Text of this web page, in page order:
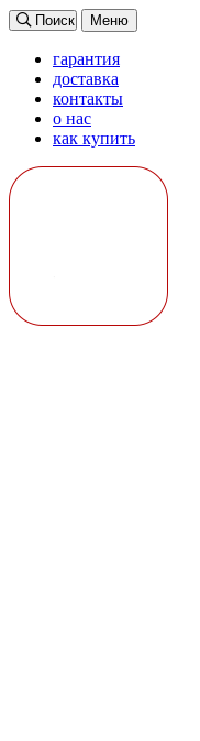
Поиск Меню
гарантия
доставка
контакты
о нас
как купить